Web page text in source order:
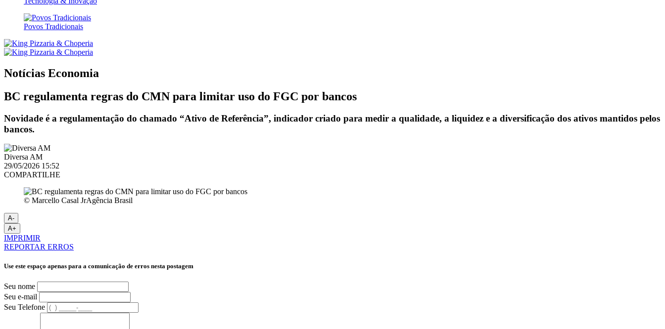
Povos Tradicionais
Notícias Economia
BC regulamenta regras do CMN para limitar uso do FGC por bancos
Novidade é a regulamentação do chamado “Ativo de Referência”, indicador criado para medir a qualidade, a liquidez e a diversificação dos ativos mantidos pelos
bancos.
Diversa AM
29/05/2026 15:52
COMPARTILHE
© Marcello Casal JrAgência Brasil
A-
A+
IMPRIMIR
REPORTAR ERROS
Use este espaço apenas para a comunicação de erros nesta postagem
Seu nome
Seu e-mail
Seu Telefone